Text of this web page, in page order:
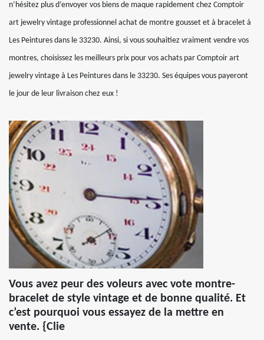
n’hésitez plus d’envoyer vos biens de maque rapidement chez Comptoir
art jewelry vintage professionnel achat de montre gousset et à bracelet à
Les Peintures dans le 33230. Ainsi, si vous souhaitiez vraiment vendre vos
montres, choisissez les meilleurs prix pour vos achats par Comptoir art
jewelry vintage à Les Peintures dans le 33230. Ses équipes vous payeront
le jour de leur livraison chez eux !
Vous avez peur des voleurs avec vote montre-
bracelet de style vintage et de bonne qualité. Et
c’est pourquoi vous essayez de la mettre en
vente. {Clie